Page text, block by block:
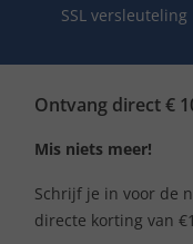
SSL versleuteling
Ontvang direct €
Mis niets meer!
Schrijf je in voor de
directe korting van